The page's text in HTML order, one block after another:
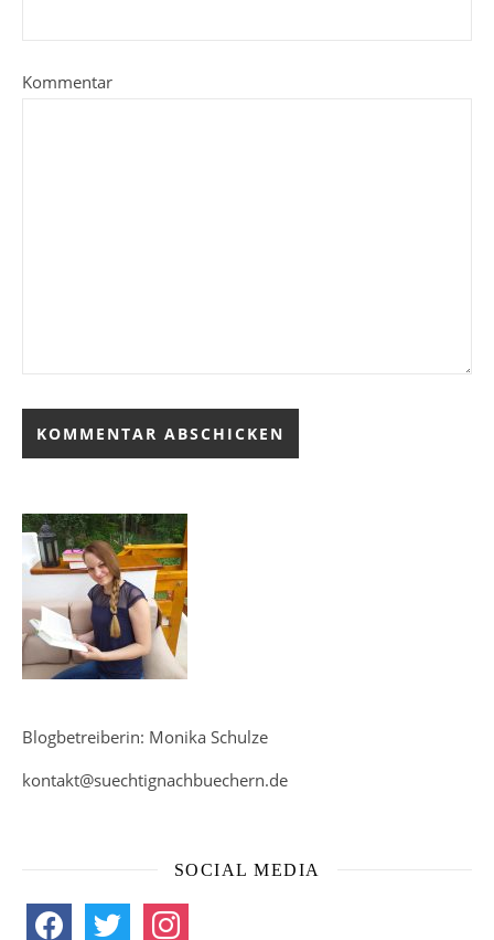
Kommentar
Blogbetreiberin: Monika Schulze
kontakt@suechtignachbuechern.de
SOCIAL MEDIA
facebook twitter instagram